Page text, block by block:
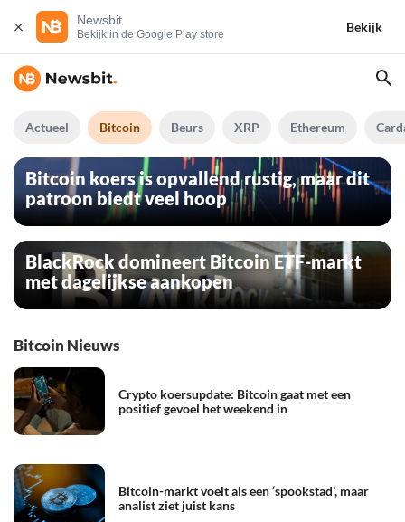
Newsbit
Bekijk in de Google Play store
Bekijk
Actueel Bitcoin Beurs XRP Ethereum
Bitcoin koers is opvallend rustig, maar dit
patroon biedt veel hoop
BlackRock domineert Bitcoin ETF-markt
met dagelijkse aankopen
Bitcoin Nieuws
Crypto koersupdate: Bitcoin gaat met een
positief gevoel het weekend in
Bitcoin-markt voelt als een ‘spookstad’, maar
analist ziet juist kans